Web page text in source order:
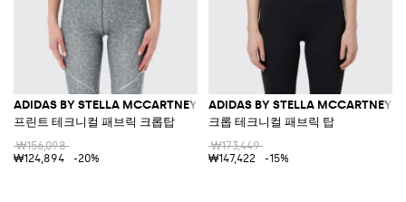
ADIDAS BY STELLA MCCARTNEY
프린트 테크니컬 패브릭 크롭탑
₩156,098
₩124,894
-20%
ADIDAS BY STELLA MCCARTNEY
크롭 테크니컬 패브릭 탑
₩173,449
₩147,422
-15%